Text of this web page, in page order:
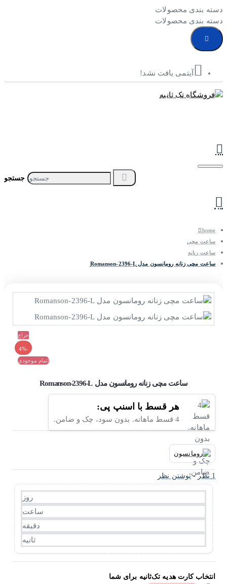
دسته بندی محصولات
دسته بندی محصولات
آیتمی یافت نشد!
home
ساعت مچی
ساعت زنانه
ساعت مچی زنانه رومانسون مدل Romanson-2396-L
حراج
-4%
اتمام موجودی
ساعت مچی زنانه رومانسون مدل Romanson-2396-L
هر قسط با اسنپ پی:
4 قسط ماهانه. بدون سود، چک و ضامن.
1 نظر - نوشتن نظر
روز
ساعت
دقیقه
ثانیه
انتخاب کارت هدیه تک‌ثانیه برای شما